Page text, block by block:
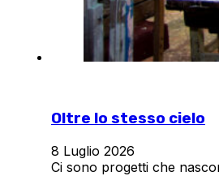
Oltre lo stesso cielo
8 Luglio 2026
Ci sono progetti che